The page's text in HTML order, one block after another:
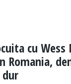
cu Wess
Romania,